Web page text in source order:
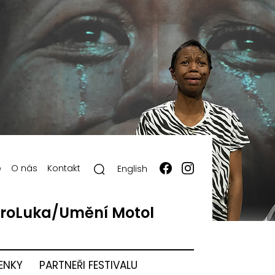
Umění Motol
O nás Kontakt English
PARTNEŘI FESTIVALU